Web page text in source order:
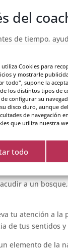
utiliza Cookies para
y mostrarle
todo", supone la
los distintos tipos de
configurar su
disco duro, aunque
de navegación
que utiliza nuestra
todo
del
de tiempo,
de las
no
sea que esté
que se está
norte de la
a rodearte
a un
tu atención a
de tus sentidos
elemento de la